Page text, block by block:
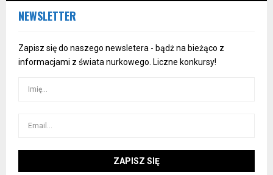
NEWSLETTER
Zapisz się do naszego newsletera - bądż na bieżąco z
informacjami z świata nurkowego. Liczne konkursy!